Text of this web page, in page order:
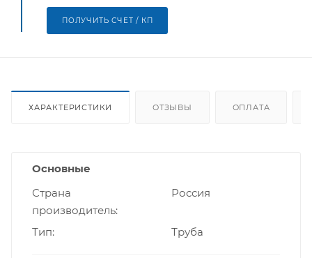
ПОЛУЧИТЬ СЧЕТ / КП
ХАРАКТЕРИСТИКИ ОТЗЫВЫ ОПЛАТА
Основные
Страна
производитель
Россия
Тип Труба